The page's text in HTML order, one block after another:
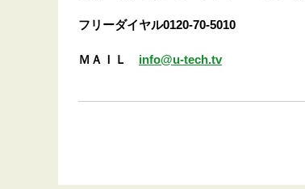
フリーダイヤル0120-70-5010
ＭＡＩＬ info@u-tech.tv